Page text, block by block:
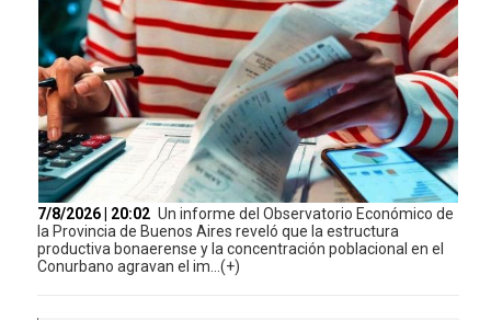
7/8/2026 | 20:02 Un informe del Observatorio Económico de
la Provincia de Buenos Aires reveló que la estructura
productiva bonaerense y la concentración poblacional en el
Conurbano agravan el im...(+)